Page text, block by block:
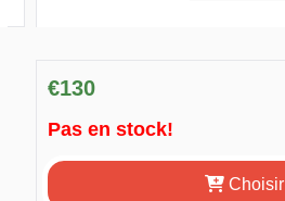
€130
Pas en stock!
Choisir